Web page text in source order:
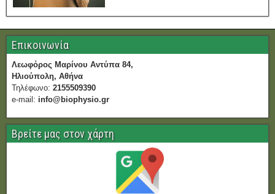
Επικοινωνία
Λεωφόρος Μαρίνου Αντύπα 84,
Ηλιούπολη, Αθήνα
Τηλέφωνο: 2155509390
e-mail: info@biophysio.gr
Βρείτε μας στον χάρτη